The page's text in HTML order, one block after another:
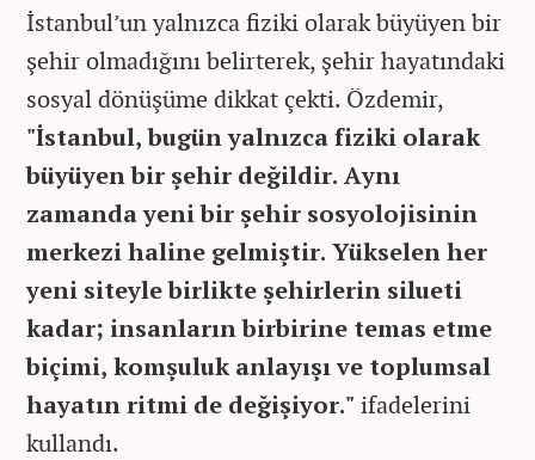
İstanbul’un yalnızca fiziki olarak büyüyen bir
şehir olmadığını belirterek, şehir hayatındaki
sosyal dönüşüme dikkat çekti. Özdemir,
"İstanbul, bugün yalnızca fiziki olarak
büyüyen bir şehir değildir. Aynı
zamanda yeni bir şehir sosyolojisinin
merkezi haline gelmiştir. Yükselen her
yeni siteyle birlikte şehirlerin silueti
kadar; insanların birbirine temas etme
biçimi, komşuluk anlayışı ve toplumsal
hayatın ritmi de değişiyor." ifadelerini
kullandı.